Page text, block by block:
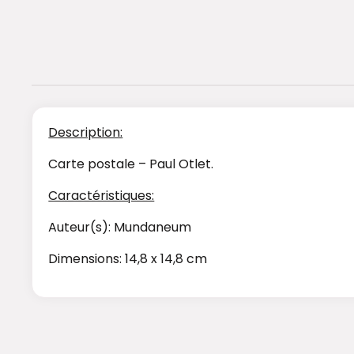
Description:
Carte postale – Paul Otlet.
Caractéristiques:
Auteur(s): Mundaneum
Dimensions: 14,8 x 14,8 cm